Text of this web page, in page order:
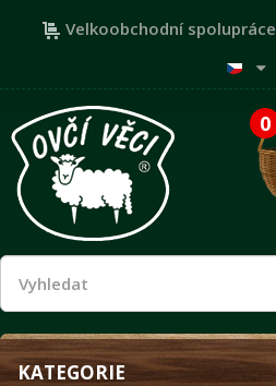
Velkoobchodní spolupráce
0
KATEGORIE